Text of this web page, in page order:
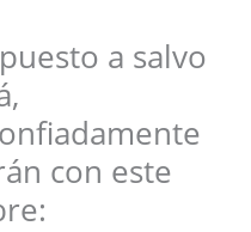
a salvo
con este